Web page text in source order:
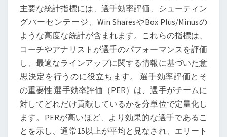
主要な統計指標には、選手効率評価、シューティン
グパーセンテージ、Win SharesやBox Plus/Minusの
ような高度な統計が含まれます。これらの指標は、
コーチやアナリストが選手のパフォーマンスを評価
し、最適なラインアップに関する情報に基づいた意
思決定を行うのに役立ちます。 選手効率評価とそ
の重要性 選手効率評価（PER）は、選手がチームに
対してどれだけ貢献しているかを分単位で定量化し
ます。PERが高いほど、より効果的な選手であるこ
とを示し、通常15以上が平均と見なされ、エリート